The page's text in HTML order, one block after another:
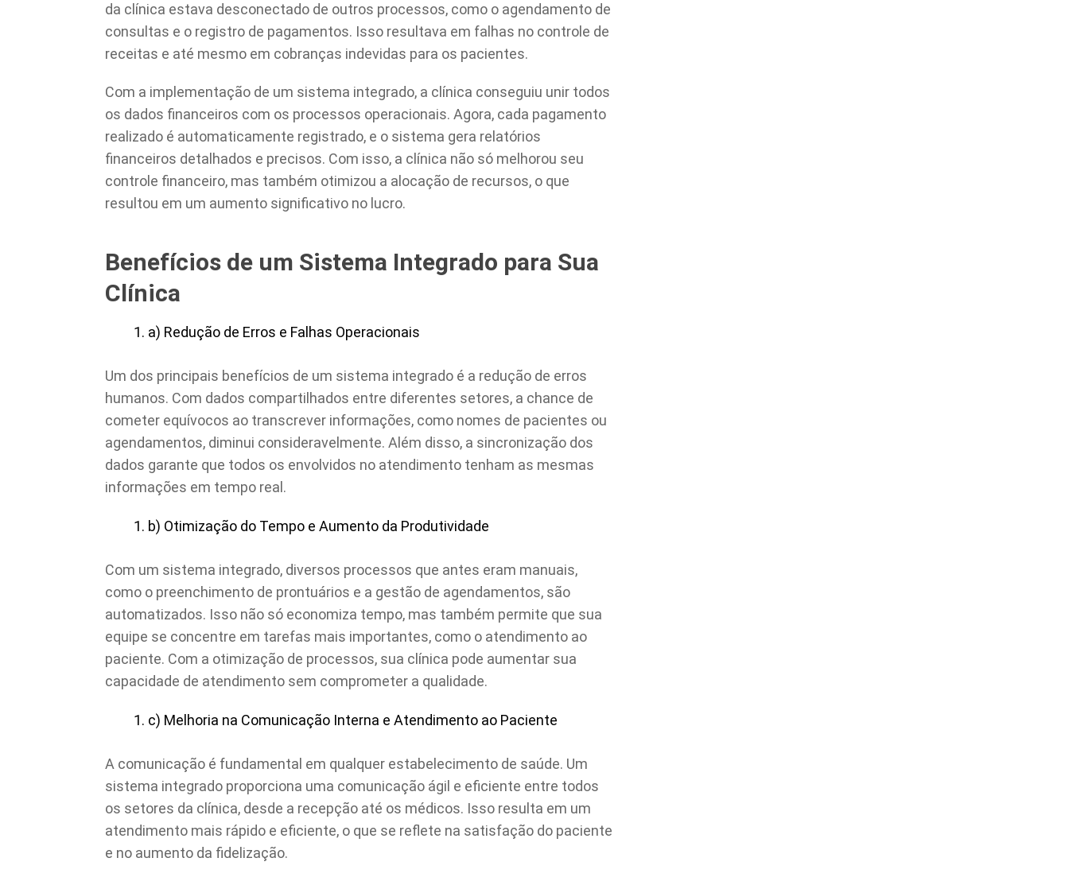
da clínica estava desconectado de outros processos, como o agendamento de
consultas e o registro de pagamentos. Isso resultava em falhas no controle de
receitas e até mesmo em cobranças indevidas para os pacientes.
Com a implementação de um sistema integrado, a clínica conseguiu unir todos
os dados financeiros com os processos operacionais. Agora, cada pagamento
realizado é automaticamente registrado, e o sistema gera relatórios
financeiros detalhados e precisos. Com isso, a clínica não só melhorou seu
controle financeiro, mas também otimizou a alocação de recursos, o que
resultou em um aumento significativo no lucro.
Benefícios de um Sistema Integrado para Sua
Clínica
a) Redução de Erros e Falhas Operacionais
Um dos principais benefícios de um sistema integrado é a redução de erros
humanos. Com dados compartilhados entre diferentes setores, a chance de
cometer equívocos ao transcrever informações, como nomes de pacientes ou
agendamentos, diminui consideravelmente. Além disso, a sincronização dos
dados garante que todos os envolvidos no atendimento tenham as mesmas
informações em tempo real.
b) Otimização do Tempo e Aumento da Produtividade
Com um sistema integrado, diversos processos que antes eram manuais,
como o preenchimento de prontuários e a gestão de agendamentos, são
automatizados. Isso não só economiza tempo, mas também permite que sua
equipe se concentre em tarefas mais importantes, como o atendimento ao
paciente. Com a otimização de processos, sua clínica pode aumentar sua
capacidade de atendimento sem comprometer a qualidade.
c) Melhoria na Comunicação Interna e Atendimento ao Paciente
A comunicação é fundamental em qualquer estabelecimento de saúde. Um
sistema integrado proporciona uma comunicação ágil e eficiente entre todos
os setores da clínica, desde a recepção até os médicos. Isso resulta em um
atendimento mais rápido e eficiente, o que se reflete na satisfação do paciente
e no aumento da fidelização.